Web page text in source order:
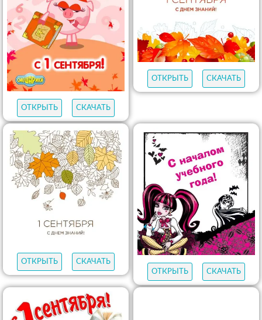
ОТКРЫТЬ СКАЧАТЬ
ОТКРЫТЬ СКАЧАТЬ
ОТКРЫТЬ
СКАЧАТЬ
ОТКРЫТЬ
СКАЧАТЬ